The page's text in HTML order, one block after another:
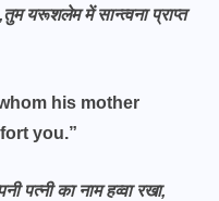
यरूशलेम में सान्‍त्‍वना प्राप्‍त
his mother
you.”
पत्‍नी का नाम हव्‍वा रखा,